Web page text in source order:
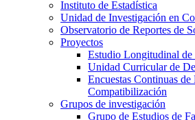
Instituto de Estadística
Unidad de Investigación en
Observatorio de Reportes de
Proyectos
Estudio Longitudinal
Unidad Curricular de
Encuestas Continuas de
Compatibilización
Grupos de investigación
Grupo de Estudios de